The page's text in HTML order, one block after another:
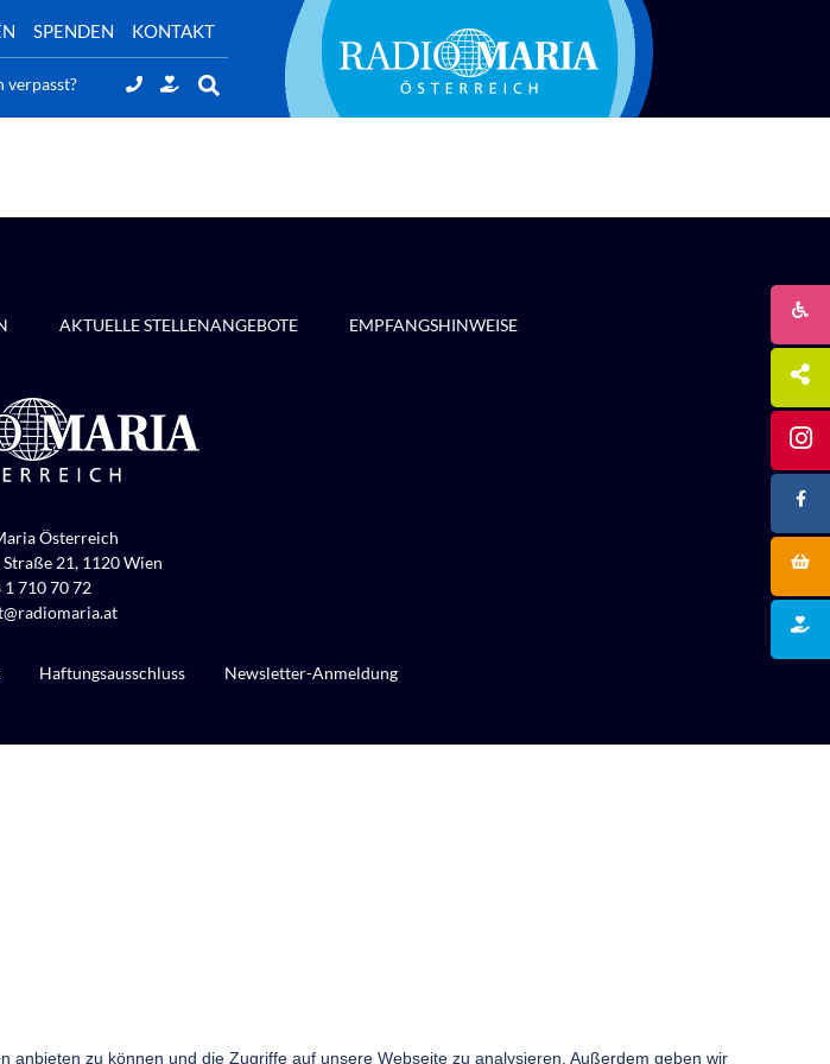
SPENDEN KONTAKT
verpasst?
AKTUELLE STELLENANGEBOTE EMPFANGSHINWEISE
Österreich
21, 1120 Wien
1 710 70 72
Haftungsausschluss Newsletter-Anmeldung
zu können und die Zugriffe auf unsere Webseite zu analysieren. Außerdem geben wir